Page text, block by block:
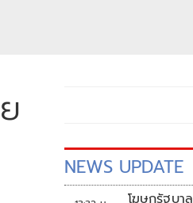
NEWS UPDATE